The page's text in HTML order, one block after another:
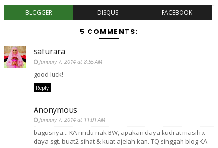
BLOGGER DISQUS FACEBOOK
5 COMMENTS:
safurara
January 7, 2014 at 8:55 AM
good luck!
Reply
Anonymous
January 7, 2014 at 11:01 AM
bagusnya... KA rindu nak BW, apakan daya kudrat masih x
daya sgt. buat2 sihat & kuat ajelah kan. TQ singgah blog KA